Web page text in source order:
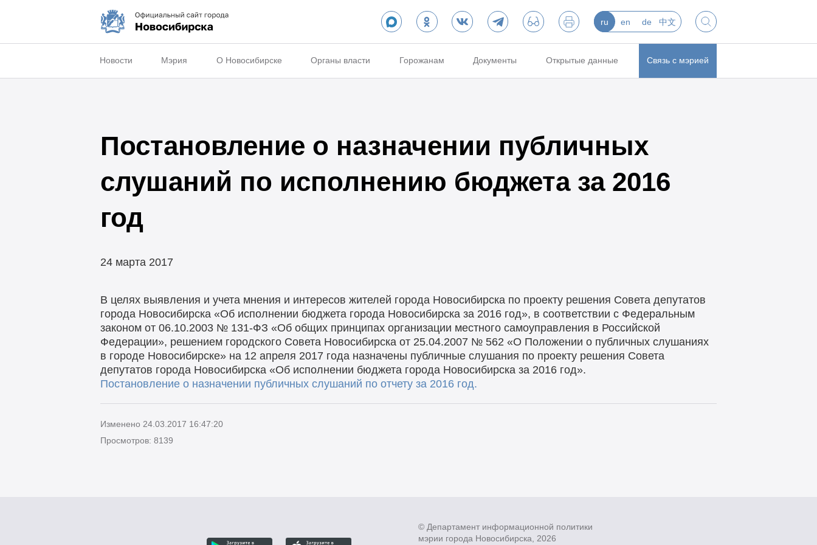
ru en de 中文
Новости Мэрия О Новосибирске Органы власти Горожанам Документы Открытые данные Связь с мэрией
Постановление о назначении публичных
слушаний по исполнению бюджета за 2016
год
24 марта 2017
В целях выявления и учета мнения и интересов жителей города Новосибирска по проекту решения Совета депутатов
города Новосибирска «Об исполнении бюджета города Новосибирска за 2016 год», в соответствии с Федеральным
законом от 06.10.2003 № 131-ФЗ «Об общих принципах организации местного самоуправления в Российской
Федерации», решением городского Совета Новосибирска от 25.04.2007 № 562 «О Положении о публичных слушаниях
в городе Новосибирске» на 12 апреля 2017 года назначены публичные слушания по проекту решения Совета
депутатов города Новосибирска «Об исполнении бюджета города Новосибирска за 2016 год».
Постановление о назначении публичных слушаний по отчету за 2016 год.
Изменено 24.03.2017 16:47:20
Просмотров: 8139
© Департамент информационной политики
мэрии города Новосибирска, 2026